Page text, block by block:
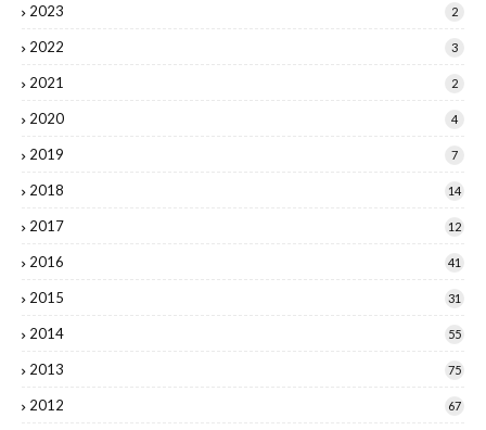
2023 2
2022 3
2021 2
2020 4
2019 7
2018 14
2017 12
2016 41
2015 31
2014 55
2013 75
2012 67